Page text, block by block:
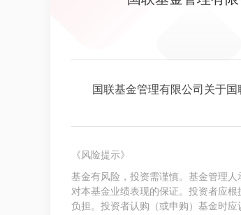
国联基金管理有限公司关于
《风险提示》
基金有风险，投资需谨慎。基金管理
对本基金业绩表现的保证。投资者应
负担。投资者认购（或申购）基金时